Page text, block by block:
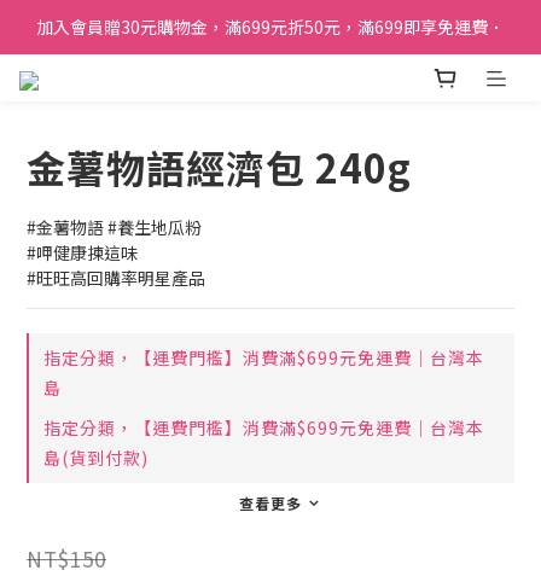
加入會員贈30元購物金，滿699元折50元，滿699即享免運費．
訂單購買貝比瑪瑪任兩盒贈品牌帆布袋乙個
加入會員贈30元購物金，滿699元折50元，滿699即享免運費．
金薯物語經濟包 240g
#金薯物語 #養生地瓜粉
#呷健康揀這味
#旺旺高回購率明星產品
指定分類，【運費門檻】消費滿$699元免運費｜台灣本
島
指定分類，【運費門檻】消費滿$699元免運費｜台灣本
島(貨到付款)
查看更多
NT$150